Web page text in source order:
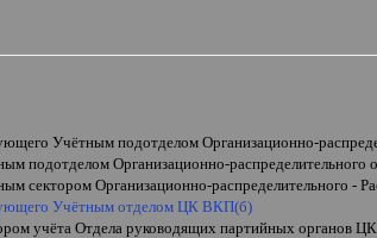
Учётным подотделом Организационно-
подотделом Организационно-
сектором Организационно-распределительного -
Учётным отделом ЦК ВКП(б)
учёта Отдела руководящих партийных органов